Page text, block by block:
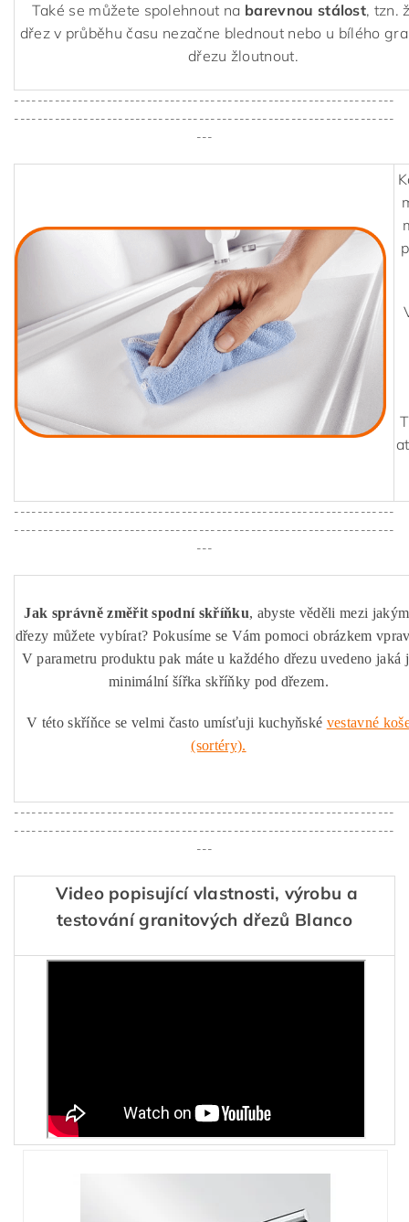
Také se můžete spolehnout na barevnou stálost, tzn.
dřez v průběhu času nezačne blednout nebo u bílého
dřezu žloutnout.
------------------------------------------------------------------
------------------------------------------------------------------
---
------------------------------------------------------------------
------------------------------------------------------------------
---
Jak správně změřit spodní skříňku, abyste věděli mezi
dřezy můžete vybírat? Pokusíme se Vám pomoci obrázkem
V parametru produktu pak máte u každého dřezu uvedeno jaká
minimální šířka skříňky pod dřezem.
V této skříňce se velmi často umísťuji kuchyňské vestavné
(sortéry).
------------------------------------------------------------------
------------------------------------------------------------------
---
Video popisující vlastnosti, výrobu a
testování granitových dřezů Blanco